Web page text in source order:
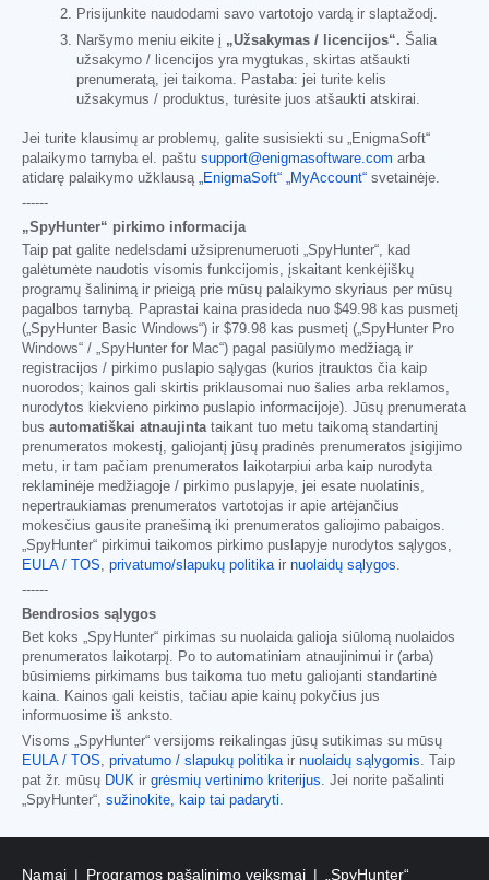
Prisijunkite naudodami savo vartotojo vardą ir slaptažodį.
Naršymo meniu eikite į „Užsakymas / licencijos“. Šalia
užsakymo / licencijos yra mygtukas, skirtas atšaukti
prenumeratą, jei taikoma. Pastaba: jei turite kelis
užsakymus / produktus, turėsite juos atšaukti atskirai.
Jei turite klausimų ar problemų, galite susisiekti su „EnigmaSoft“
palaikymo tarnyba el. paštu support@enigmasoftware.com arba
atidarę palaikymo užklausą „EnigmaSoft“ „MyAccount“ svetainėje.
------
„SpyHunter“ pirkimo informacija
Taip pat galite nedelsdami užsiprenumeruoti „SpyHunter“, kad
galėtumėte naudotis visomis funkcijomis, įskaitant kenkėjiškų
programų šalinimą ir prieigą prie mūsų palaikymo skyriaus per mūsų
pagalbos tarnybą. Paprastai kaina prasideda nuo $49.98 kas pusmetį
(„SpyHunter Basic Windows“) ir $79.98 kas pusmetį („SpyHunter Pro
Windows“ / „SpyHunter for Mac“) pagal pasiūlymo medžiagą ir
registracijos / pirkimo puslapio sąlygas (kurios įtrauktos čia kaip
nuorodos; kainos gali skirtis priklausomai nuo šalies arba reklamos,
nurodytos kiekvieno pirkimo puslapio informacijoje). Jūsų prenumerata
bus automatiškai atnaujintataikant tuo metu taikomą standartinį
prenumeratos mokestį, galiojantį jūsų pradinės prenumeratos įsigijimo
metu, ir tam pačiam prenumeratos laikotarpiui arba kaip nurodyta
reklaminėje medžiagoje / pirkimo puslapyje, jei esate nuolatinis,
nepertraukiamas prenumeratos vartotojas ir apie artėjančius
mokesčius gausite pranešimą iki prenumeratos galiojimo pabaigos.
„SpyHunter“ pirkimui taikomos pirkimo puslapyje nurodytos sąlygos,
EULA / TOS, privatumo/slapukų politikair nuolaidų sąlygos.
------
Bendrosios sąlygos
Bet koks „SpyHunter“ pirkimas su nuolaida galioja siūlomą nuolaidos
prenumeratos laikotarpį. Po to automatiniam atnaujinimui ir (arba)
būsimiems pirkimams bus taikoma tuo metu galiojanti standartinė
kaina. Kainos gali keistis, tačiau apie kainų pokyčius jus
informuosime iš anksto.
Visoms „SpyHunter“ versijoms reikalingas jūsų sutikimas su mūsų
EULA / TOS, privatumo / slapukų politikair nuolaidų sąlygomis. Taip
pat žr. mūsų DUK ir grėsmių vertinimo kriterijus. Jei norite pašalinti
„SpyHunter“, sužinokite, kaip tai padaryti.
Namai Programos pašalinimo veiksmai „SpyHunter“